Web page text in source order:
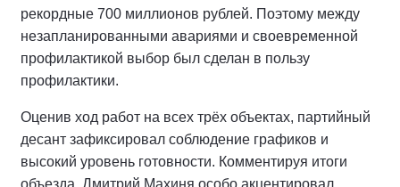
рекордные 700 миллионов рублей. Поэтому между
незапланированными авариями и своевременной
профилактикой выбор был сделан в пользу
профилактики.
Оценив ход работ на всех трёх объектах, партийный
десант зафиксировал соблюдение графиков и
высокий уровень готовности. Комментируя итоги
объезда, Дмитрий Махиня особо акцентировал